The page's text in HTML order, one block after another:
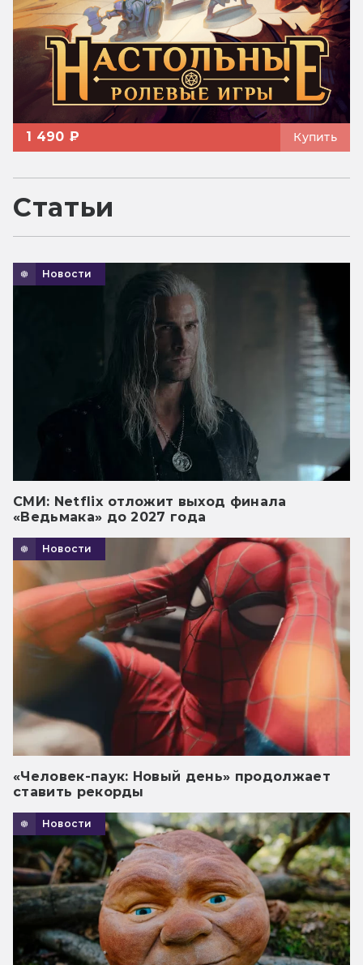
1 490 ₽ Купить
Статьи
Новости
СМИ: Netflix отложит выход финала
«Ведьмака» до 2027 года
Новости
«Человек-паук: Новый день» продолжает
ставить рекорды
Новости